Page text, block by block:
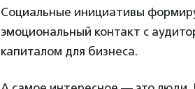
Социальные инициативы
эмоциональный контакт с
капиталом для бизнеса.